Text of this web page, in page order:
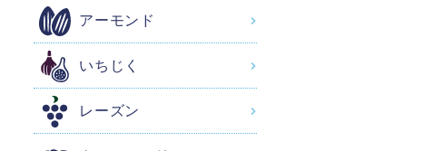
アーモンド
いちじく
レーズン